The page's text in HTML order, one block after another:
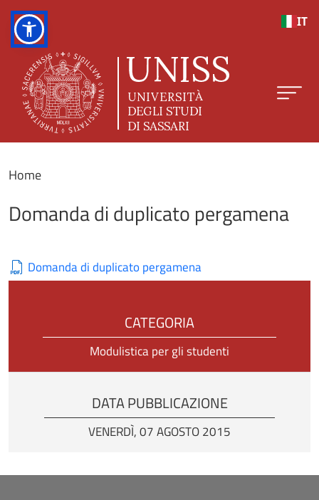
IT
Home
Domanda di duplicato pergamena
Domanda di duplicato pergamena
CATEGORIA
Modulistica per gli studenti
DATA PUBBLICAZIONE
VENERDÌ, 07 AGOSTO 2015